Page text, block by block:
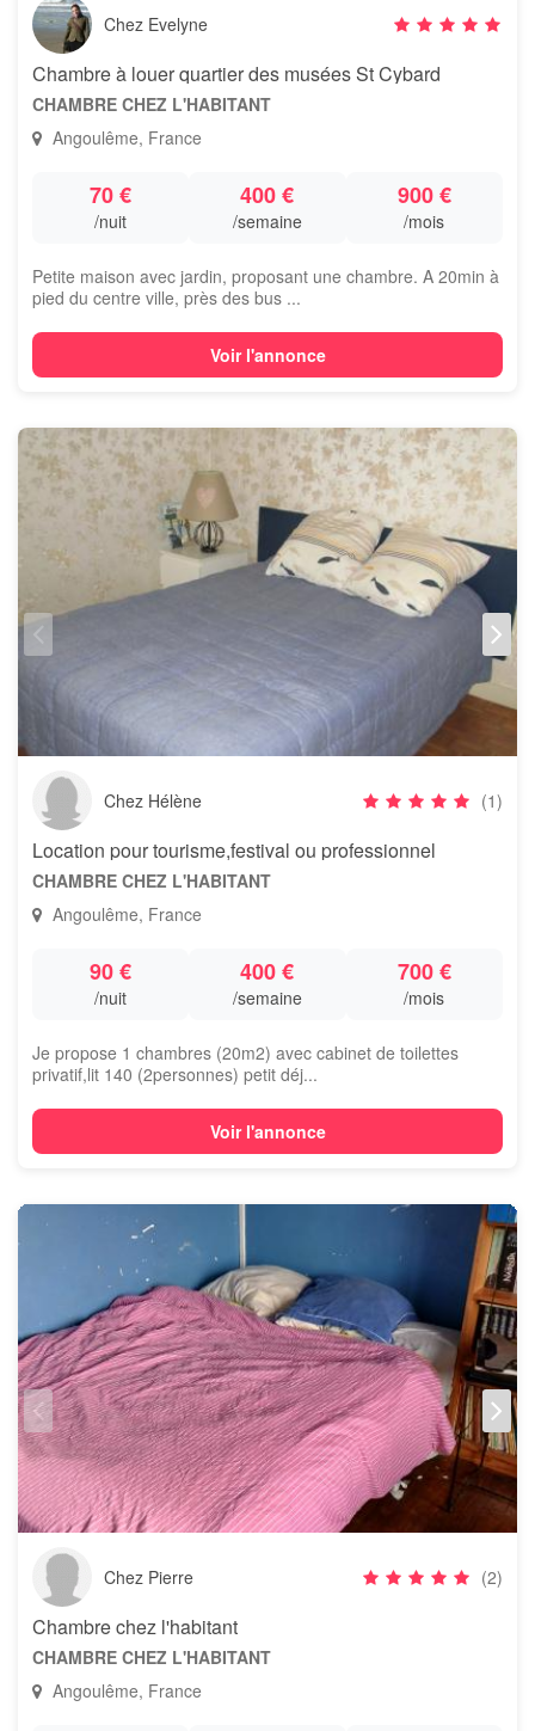
Chez Evelyne
Chambre à louer quartier des musées St Cybard
CHAMBRE CHEZ L'HABITANT
Angoulême, France
70 €
/nuit
400 €
/semaine
900 €
/mois
Petite maison avec jardin, proposant une chambre. A 20min à
pied du centre ville, près des bus ...
Voir l'annonce
Chez Hélène (1)
Location pour tourisme,festival ou professionnel
CHAMBRE CHEZ L'HABITANT
Angoulême, France
90 €
/nuit
400 €
/semaine
700 €
/mois
Je propose 1 chambres (20m2) avec cabinet de toilettes
privatif,lit 140 (2personnes) petit déj...
Voir l'annonce
Chez Pierre (2)
Chambre chez l'habitant
CHAMBRE CHEZ L'HABITANT
Angoulême, France